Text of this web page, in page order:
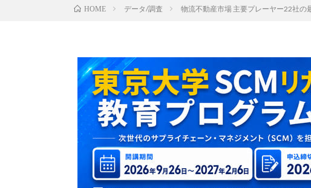
HOME データ/調査 物流不動産市場 主要プレーヤー22社の